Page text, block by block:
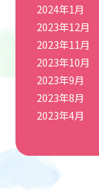
2024年1月
2023年12月
2023年11月
2023年10月
2023年9月
2023年8月
2023年4月